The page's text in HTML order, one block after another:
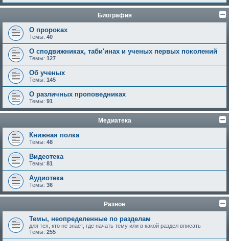
Биография
О пророках
Темы: 40
О сподвижниках, таби'инах и ученых первых поколений
Темы: 127
Об ученых
Темы: 145
О различных проповедниках
Темы: 91
Медиатека
Книжная полка
Темы: 48
Видеотека
Темы: 81
Аудиотека
Темы: 36
Разное
Темы, неопределенные по разделам
для тех, кто не знает, где начать тему или в какой раздел вписать
Темы: 255